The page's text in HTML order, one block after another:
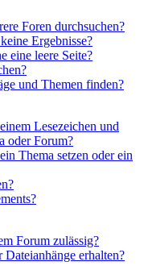
Foren durchsuchen?
Ergebnisse?
eine leere Seite?
und Themen finden?
Lesezeichen und
oder Forum?
Thema setzen oder ein
Forum zulässig?
erhalten?